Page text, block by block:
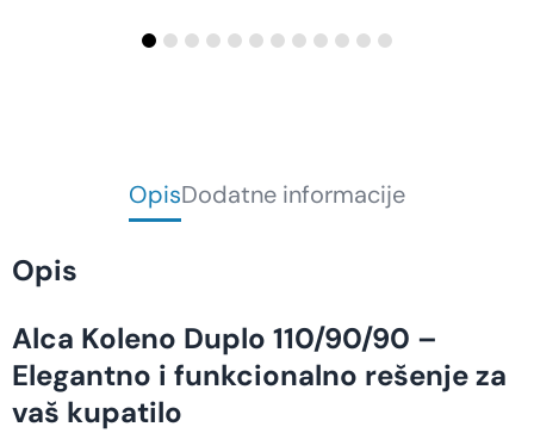
OpisDodatne informacije
Opis
Alca Koleno Duplo 110/90/90 –
Elegantno i funkcionalno rešenje za
vaš kupatilo